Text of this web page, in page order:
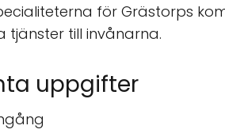
för Grästorps
tjänster till invånarna.
uppgifter